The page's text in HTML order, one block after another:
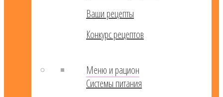
Ваши рецепты
Конкурс рецептов
Меню и рацион
Системы питания